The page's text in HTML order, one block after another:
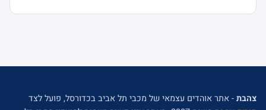
צהבת- אתר אוהדים עצמאי של מכבי תל אביב בכדורסל, פועל לצד